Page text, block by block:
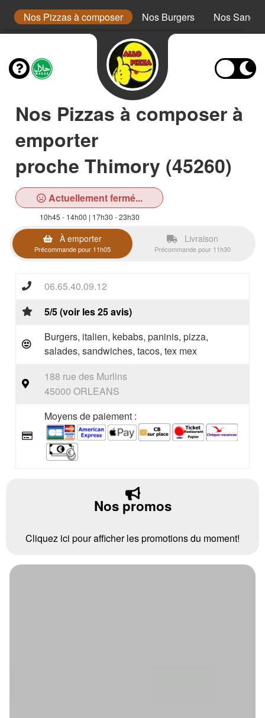
Nos Pizzas à composer Nos Burgers Nos
Nos Pizzas à composer à
emporter
proche Thimory (45260)
Actuellement fermé...
10h45 - 14h00 | 17h30 - 23h30
À emporter
Précommande pour 11h05
Livraison
Précommande pour 11h30
06.65.40.09.12
5/5 (voir les 25 avis)
Burgers, italien, kebabs, paninis, pizza,
salades, sandwiches, tacos, tex mex
188 rue des Murlins
45000 ORLEANS
Moyens de paiement :
Nos promos
Cliquez ici pour afficher les promotions du moment!